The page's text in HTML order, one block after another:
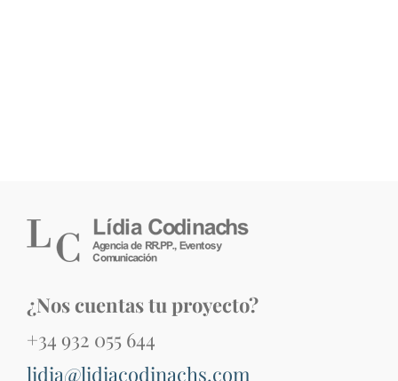
¿Nos cuentas tu proyecto?
+34 932 055 644
lidia@lidiacodinachs.com